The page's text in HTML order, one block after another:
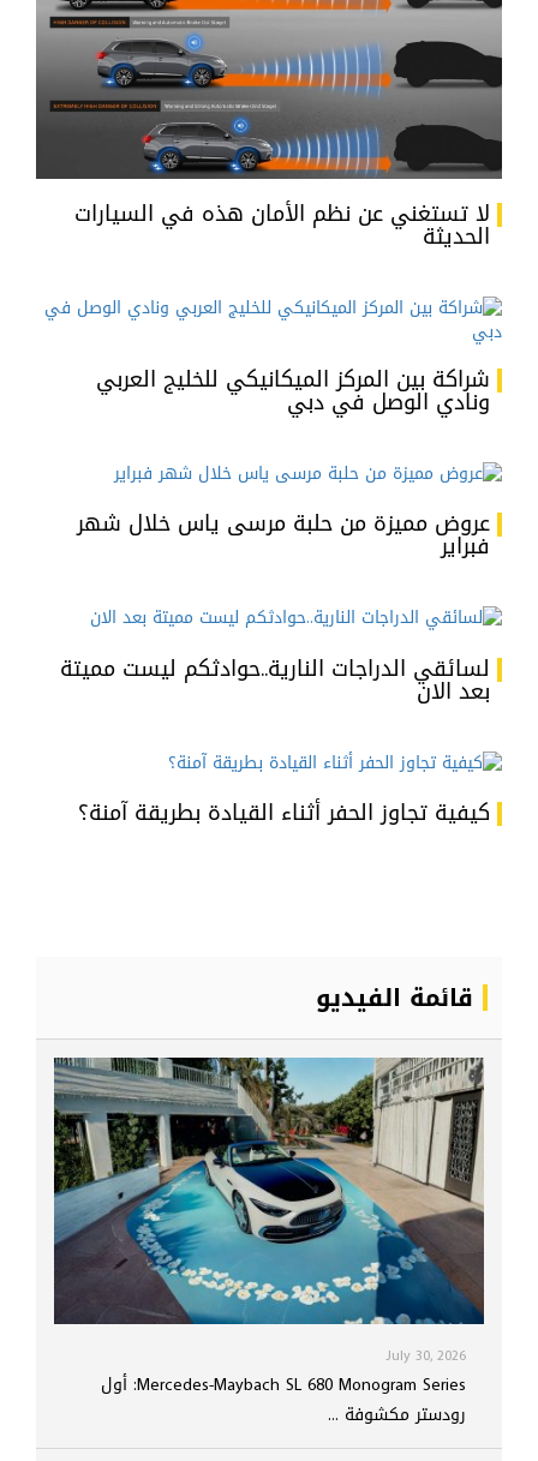
لا تستغني عن نظم الأمان هذه في السيارات
الحديثة
شراكة بين المركز الميكانيكي للخليج العربي
ونادي الوصل في دبي
عروض مميزة من حلبة مرسى ياس خلال شهر
فبراير
لسائقي الدراجات النارية..حوادثكم ليست مميتة
بعد الان
كيفية تجاوز الحفر أثناء القيادة بطريقة آمنة؟
قائمة الفيديو
July 30, 2026
Mercedes-Maybach SL 680 Monogram Series: أول
رودستر مكشوفة ...